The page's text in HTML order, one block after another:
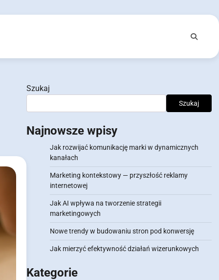
Szukaj
Szukaj
Najnowsze wpisy
Jak rozwijać komunikację marki w dynamicznych
kanałach
Marketing kontekstowy — przyszłość reklamy
internetowej
Jak AI wpływa na tworzenie strategii
marketingowych
Nowe trendy w budowaniu stron pod konwersję
Jak mierzyć efektywność działań wizerunkowych
Kategorie